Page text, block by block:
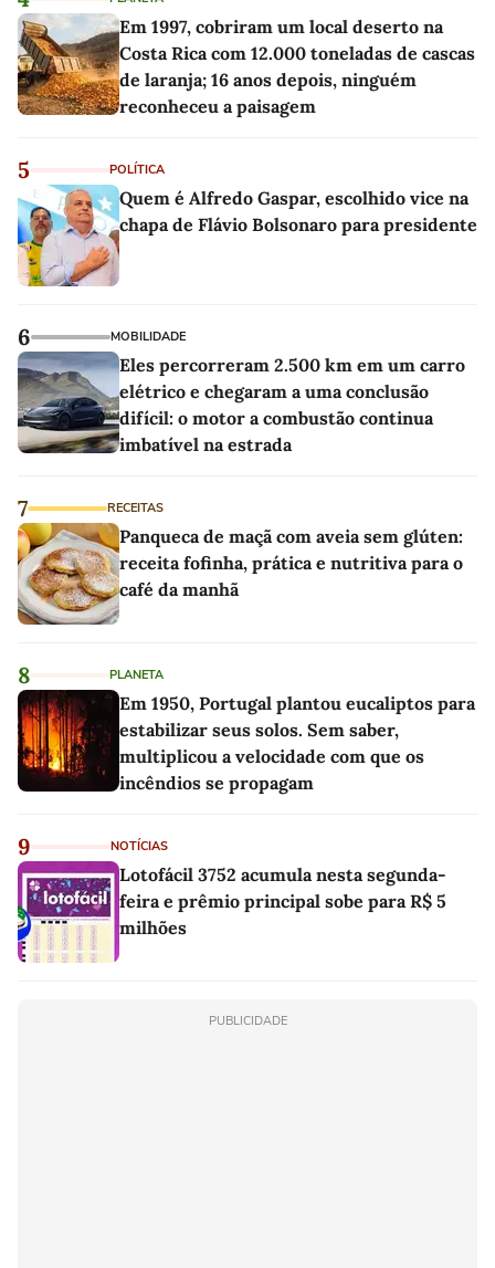
Em 1997, cobriram um local deserto na
Costa Rica com 12.000 toneladas de cascas
de laranja; 16 anos depois, ninguém
reconheceu a paisagem
5 POLÍTICA
Quem é Alfredo Gaspar, escolhido vice na
chapa de Flávio Bolsonaro para presidente
6 MOBILIDADE
Eles percorreram 2.500 km em um carro
elétrico e chegaram a uma conclusão
difícil: o motor a combustão continua
imbatível na estrada
7 RECEITAS
Panqueca de maçã com aveia sem glúten:
receita fofinha, prática e nutritiva para o
café da manhã
8 PLANETA
Em 1950, Portugal plantou eucaliptos para
estabilizar seus solos. Sem saber,
multiplicou a velocidade com que os
incêndios se propagam
9 NOTÍCIAS
Lotofácil 3752 acumula nesta segunda-
feira e prêmio principal sobe para R$ 5
milhões
PUBLICIDADE